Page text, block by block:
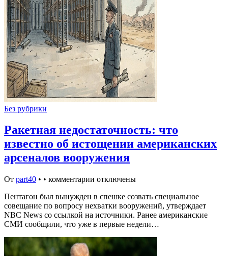
Без рубрики
Ракетная недостаточность: что
известно об истощении американских
арсеналов вооружения
От part40 • • комментарии отключены
Пентагон был вынужден в спешке созвать специальное
совещание по вопросу нехватки вооружений, утверждает
NBC News со ссылкой на источники. Ранее американские
СМИ сообщили, что уже в первые недели…